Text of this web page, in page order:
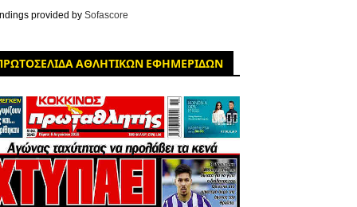
provided by Sofascore
ΑΘΛΗΤΙΚΩΝ ΕΦΗΜΕΡΙΔΩΝ